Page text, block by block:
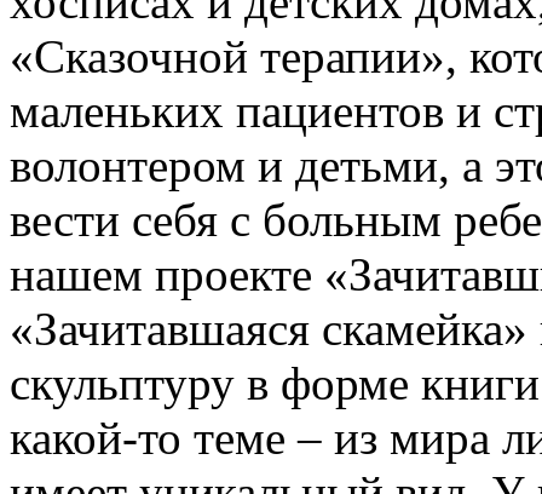
«Сказочной терапии»,
маленьких пациентов и
волонтером и детьми, а
вести себя с больным
нашем проекте
«Зачитавшаяся
скульптуру в форме
какой-то теме – из мира